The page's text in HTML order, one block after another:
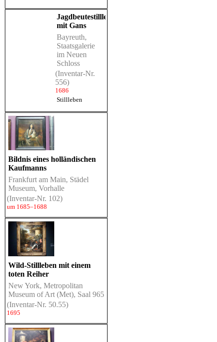
Jagdbeutestillleben
mit Gans
Bayreuth,
Staatsgalerie
im Neuen
Schloss
(Inventar-Nr.
556)
1686
Stillleben
Bildnis eines holländischen
Kaufmanns
Frankfurt am Main, Städel
Museum, Vorhalle
(Inventar-Nr. 102)
um 1685–1688
Wild-Stillleben mit einem
toten Reiher
New York, Metropolitan
Museum of Art (Met), Saal 965
(Inventar-Nr. 50.55)
1695